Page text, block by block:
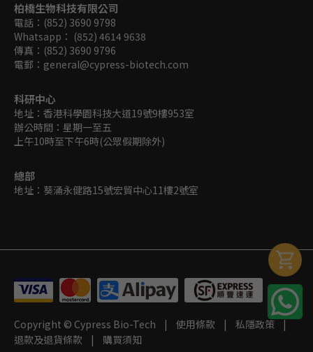
柏橋生物科技有限公司
電話： (852) 3690 9798
Whatsapp： (852) 4614 9638
傳真： (852) 3690 9796
電郵： general@cypress-biotech.com
科研中心
地址： 香港科學園科技大道19號9樓953室
辦公時間： 星期一至五
上午10時至下午6時(公眾假期除外)
總部
地址： 葵涌永健路15號宏貿中心11樓2號室
Copyright © Cypress Bio-Tech | 使用條款 | 私隱政策 |
退款及退貨條款 | 購買須知